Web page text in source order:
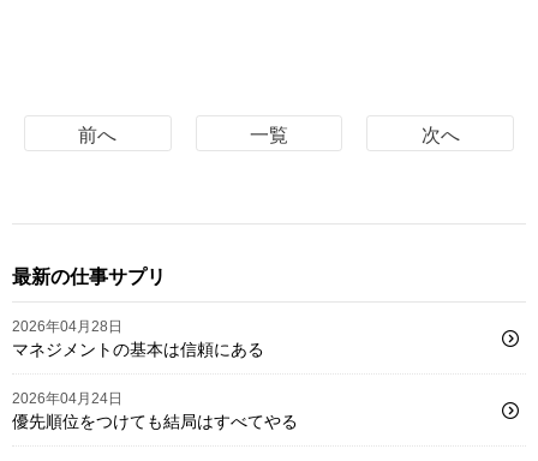
前へ 一覧 次へ
最新の仕事サプリ
2026年04月28日
マネジメントの基本は信頼にある
2026年04月24日
優先順位をつけても結局はすべてやる